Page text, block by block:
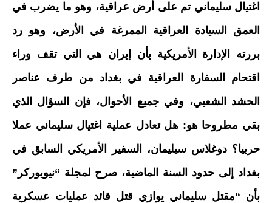
اغتيال سليماني تم على أرض عراقية، وهو ما يضرب في
العمق السيادة العراقية الممرغة في الأرض، وهو رد
بررته الإدارة الأمريكية بأن إيران هي التي تقف وراء
اقتحام السفارة العراقية في بغداد من طرف عناصر
الحشد الشعبي، وفي جميع الأحوال، فإن السؤال الذي
بقي مطروحا هو: هل تعادل عملية اغتيال سليماني عملا
حربيا؟ دوغلاس سيليمان، السفير الأمريكي السابق في
بغداد إلى حدود السنة الماضية، صرح لمجلة “نيويوركر”
بأن “مقتل سليماني يوازي قتل قائد عمليات عسكرية